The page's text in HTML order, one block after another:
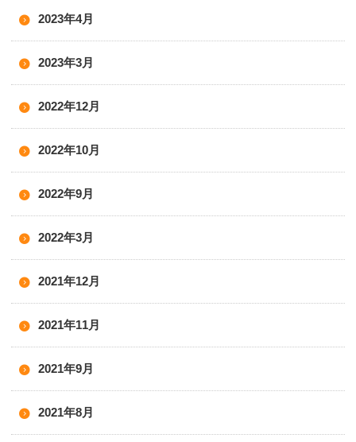
2023年4月
2023年3月
2022年12月
2022年10月
2022年9月
2022年3月
2021年12月
2021年11月
2021年9月
2021年8月